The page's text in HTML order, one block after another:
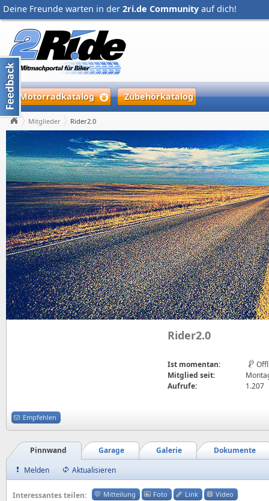
Deine Freunde warten in der 2ri.de Community auf dich!
Motorradkatalog Zubehörkatalog
Mitglieder Rider2.0
Rider2.0
Ist momentan:
Mitglied seit:
Aufrufe:
1.207
Empfehlen
Dokumente
Galerie
Garage
Pinnwand
Melden
Aktualisieren
Interessantes teilen: Mitteilung Foto Link Video